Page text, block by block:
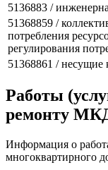
5136883 /
51368859 /
потребления
регулирования
51368861 / несущие
Работы
ремонту
Информация о
многоквартирного